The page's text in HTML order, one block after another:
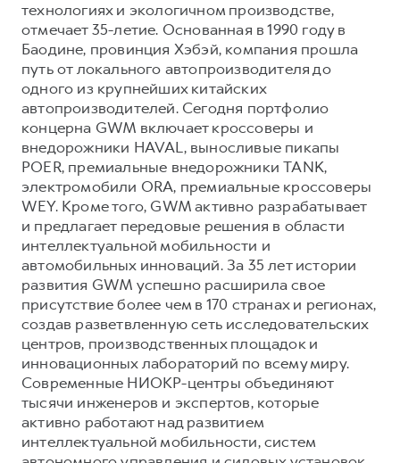
от 3 599 000 ₽
POER
от 3 449 000 ₽
КОРПОРАТИВНЫМ КЛИЕНТАМ
Для малого бизнеса
Корпоративным клиентам
Крупным корпоративным клиентам
Система управления автопарком
Сервис для корпоративных клиентов
HAVAL Лизинг
АКСЕССУАРЫ HAVAL
Автомобильные аксессуары
Коллекция CITY
Коллекция Базовая
Коллекция Детская
Гарантия HAVAL
Мобильное приложение GWM
Программа «HAVAL Защита+»
Руководства по эксплуатации
Подписки
АКСЕССУАРЫ HAVAL
Автомобильные аксессуары
Коллекция CITY
Коллекция Базовая
Коллекция Детская
технологиях и экологичном производстве,
отмечает 35-летие. Основанная в 1990 году в
Баодине, провинция Хэбэй, компания прошла
путь от локального автопроизводителя до
одного из крупнейших китайских
автопроизводителей. Сегодня портфолио
концерна GWM включает кроссоверы и
внедорожники HAVAL, выносливые пикапы
POER, премиальные внедорожники TANK,
электромобили ORA, премиальные кроссоверы
WEY. Кроме того, GWM активно разрабатывает
и предлагает передовые решения в области
интеллектуальной мобильности и
автомобильных инноваций. За 35 лет истории
развития GWM успешно расширила свое
присутствие более чем в 170 странах и регионах,
создав разветвленную сеть исследовательских
центров, производственных площадок и
инновационных лабораторий по всему миру.
Современные НИОКР-центры объединяют
тысячи инженеров и экспертов, которые
активно работают над развитием
интеллектуальной мобильности, систем